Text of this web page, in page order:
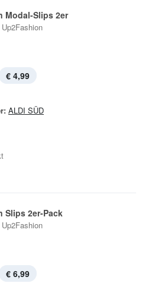
Modal-Slips 2er
Up2Fashion
€ 4,99
ALDI SÜD
Slips 2er-Pack
Up2Fashion
€ 6,99